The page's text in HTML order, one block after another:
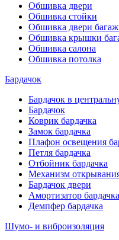
Обшивка двери
Обшивка стойки
Обшивка двери
Обшивка крышки
Обшивка салона
Обшивка потолка
Бардачок
Бардачок в
Бардачок
Коврик бардачка
Замок бардачка
Плафон освещения
Петля бардачка
Отбойник бардачка
Механизм
Бардачок двери
Амортизатор бардачка
Демпфер бардачка
Шумо- и виброизоляция